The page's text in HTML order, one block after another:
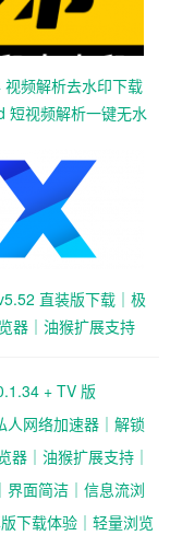
频解析去水印下载
短视频解析一键无水
直装版下载｜极
器｜油猴扩展支持
+ TV 版
字内容中心
人网络加速器｜解锁
器｜油猴扩展支持｜
面简洁｜信息流浏
下载体验｜轻量浏览